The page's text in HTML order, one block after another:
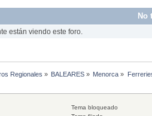
No
están viendo este foro.
Regionales » BALEARES» Menorca »
Tema bloqueado